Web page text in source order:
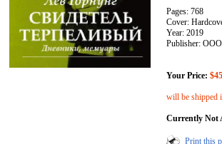
Pages: 768
Cover:
Year: 2019
Publisher: ООО
Your Price:
will be shipped
Currently Not
Print this